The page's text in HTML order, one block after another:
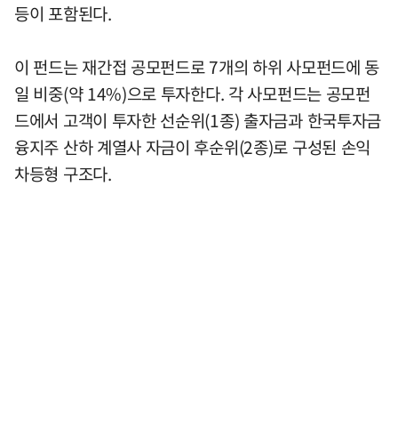
등이 포함된다.
이 펀드는 재간접 공모펀드로 7개의 하위 사모펀드에 동
일 비중(약 14%)으로 투자한다. 각 사모펀드는 공모펀
드에서 고객이 투자한 선순위(1종) 출자금과 한국투자금
융지주 산하 계열사 자금이 후순위(2종)로 구성된 손익
차등형 구조다.